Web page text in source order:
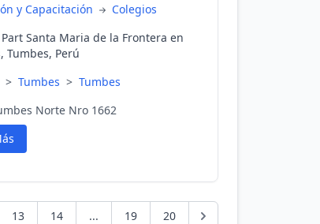
y Capacitación
Colegios
Santa Maria de la Frontera en
Tumbes, Perú
> Tumbes > Tumbes
Norte Nro 1662
13 14 ... 19 20